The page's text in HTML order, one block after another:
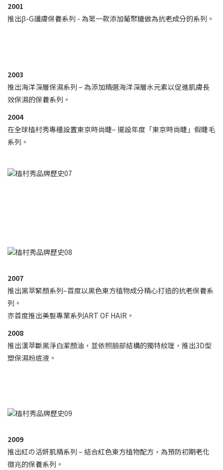
2001
推出β-G護膚保養系列 - 為第一款添加葡聚糖做為抗老成分的系列。
2003
推出海洋深層保濕系列 – 為添加精選海洋深層水元素以促進肌膚長
效保濕的保養系列。
2004
在全球植村秀專櫃設置東京時尚睫– 擺設年度「東京時尚睫」假睫毛
系列。
2007
推出黑萃緊顏系列–首度以黑色東方植物成分精心打造的抗老保養系
列。
亦首度推出美髮專業系列ART OF HAIR。
2008
推出漢萃斷黑淨白潔顏油，並依照臉部結構的獨特紋理，推出3D型
塑保濕粉底液。
2009
推出紅の活妍肌精系列 – 結合紅色東方植物配方，為預防初期老化
徵兆的保養系列。